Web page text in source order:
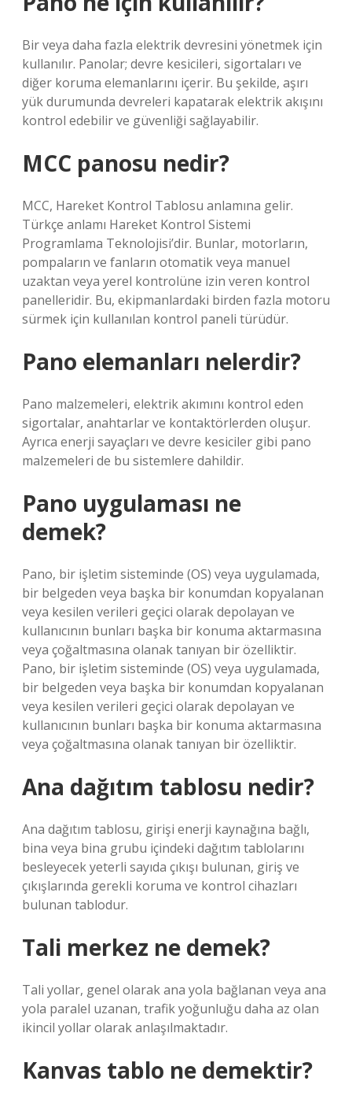
Bir veya daha fazla elektrik devresini yönetmek için
kullanılır. Panolar; devre kesicileri, sigortaları ve
diğer koruma elemanlarını içerir. Bu şekilde, aşırı
yük durumunda devreleri kapatarak elektrik akışını
kontrol edebilir ve güvenliği sağlayabilir.
MCC panosu nedir?
MCC, Hareket Kontrol Tablosu anlamına gelir.
Türkçe anlamı Hareket Kontrol Sistemi
Programlama Teknolojisi’dir. Bunlar, motorların,
pompaların ve fanların otomatik veya manuel
uzaktan veya yerel kontrolüne izin veren kontrol
panelleridir. Bu, ekipmanlardaki birden fazla motoru
sürmek için kullanılan kontrol paneli türüdür.
Pano elemanları nelerdir?
Pano malzemeleri, elektrik akımını kontrol eden
sigortalar, anahtarlar ve kontaktörlerden oluşur.
Ayrıca enerji sayaçları ve devre kesiciler gibi pano
malzemeleri de bu sistemlere dahildir.
Pano uygulaması ne
demek?
Pano, bir işletim sisteminde (OS) veya uygulamada,
bir belgeden veya başka bir konumdan kopyalanan
veya kesilen verileri geçici olarak depolayan ve
kullanıcının bunları başka bir konuma aktarmasına
veya çoğaltmasına olanak tanıyan bir özelliktir.
Pano, bir işletim sisteminde (OS) veya uygulamada,
bir belgeden veya başka bir konumdan kopyalanan
veya kesilen verileri geçici olarak depolayan ve
kullanıcının bunları başka bir konuma aktarmasına
veya çoğaltmasına olanak tanıyan bir özelliktir.
Ana dağıtım tablosu nedir?
Ana dağıtım tablosu, girişi enerji kaynağına bağlı,
bina veya bina grubu içindeki dağıtım tablolarını
besleyecek yeterli sayıda çıkışı bulunan, giriş ve
çıkışlarında gerekli koruma ve kontrol cihazları
bulunan tablodur.
Tali merkez ne demek?
Tali yollar, genel olarak ana yola bağlanan veya ana
yola paralel uzanan, trafik yoğunluğu daha az olan
ikincil yollar olarak anlaşılmaktadır.
Kanvas tablo ne demektir?